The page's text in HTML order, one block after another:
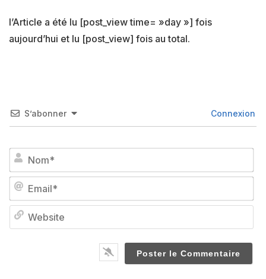
l’Article a été lu [post_view time= »day »] fois
aujourd’hui et lu [post_view] fois au total.
S’abonner Connexion